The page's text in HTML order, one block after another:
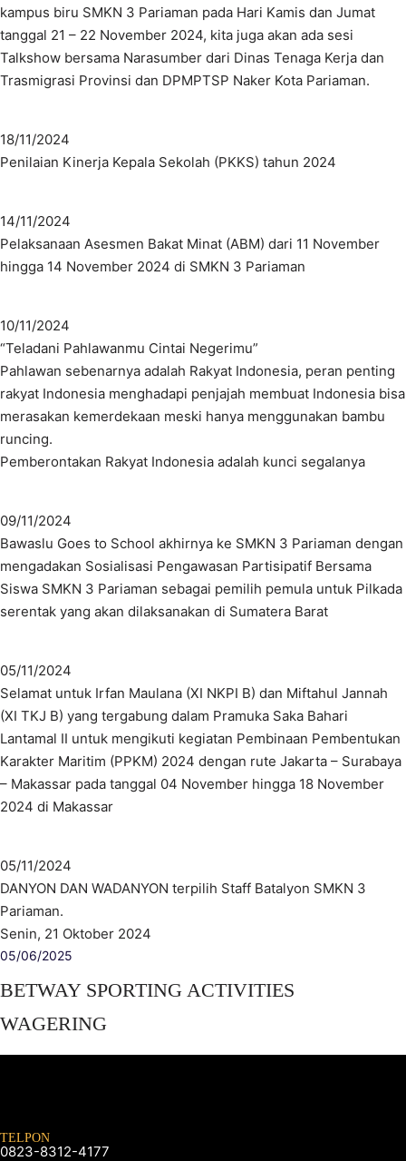
kampus biru SMKN 3 Pariaman pada Hari Kamis dan Jumat
tanggal 21 – 22 November 2024, kita juga akan ada sesi
Talkshow bersama Narasumber dari Dinas Tenaga Kerja dan
Trasmigrasi Provinsi dan DPMPTSP Naker Kota Pariaman.
18/11/2024
Penilaian Kinerja Kepala Sekolah (PKKS) tahun 2024
14/11/2024
Pelaksanaan Asesmen Bakat Minat (ABM) dari 11 November
hingga 14 November 2024 di SMKN 3 Pariaman
10/11/2024
“Teladani Pahlawanmu Cintai Negerimu”
Pahlawan sebenarnya adalah Rakyat Indonesia, peran penting
rakyat Indonesia menghadapi penjajah membuat Indonesia bisa
merasakan kemerdekaan meski hanya menggunakan bambu
runcing.
Pemberontakan Rakyat Indonesia adalah kunci segalanya
09/11/2024
Bawaslu Goes to School akhirnya ke SMKN 3 Pariaman dengan
mengadakan Sosialisasi Pengawasan Partisipatif Bersama
Siswa SMKN 3 Pariaman sebagai pemilih pemula untuk Pilkada
serentak yang akan dilaksanakan di Sumatera Barat
05/11/2024
Selamat untuk Irfan Maulana (XI NKPI B) dan Miftahul Jannah
(XI TKJ B) yang tergabung dalam Pramuka Saka Bahari
Lantamal II untuk mengikuti kegiatan Pembinaan Pembentukan
Karakter Maritim (PPKM) 2024 dengan rute Jakarta – Surabaya
– Makassar pada tanggal 04 November hingga 18 November
2024 di Makassar
05/11/2024
DANYON DAN WADANYON terpilih Staff Batalyon SMKN 3
Pariaman.
Senin, 21 Oktober 2024
05/06/2025
BETWAY SPORTING ACTIVITIES
WAGERING
TELPON
0823-8312-4177